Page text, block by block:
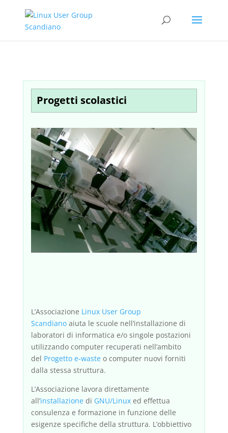
Progetti scolastici
L’Associazione Linux User Group
Scandiano aiuta le scuole nell’installazione di
laboratori di informatica e/o singole postazioni
utilizzando computer recuperati nell’ambito
del Progetto e-waste o computer nuovi forniti
dalla stessa struttura.
L’Associazione lavora direttamente
all’installazione di GNU/Linux ed effettua
consulenza e formazione in funzione delle
esigenze specifiche della struttura. L’obbiettivo